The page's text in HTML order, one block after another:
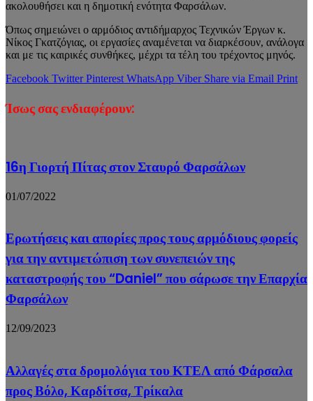
ακολουθήσει και η δημοτική ενότητα Φαρσάλων.
Όπως σημειώνει ο αρμόδιος αντιδήμαρχος Τεχνικών Έργων κ.
Νίκος Γκατζόγιας, οι εργασίες αναμένεται να διαρκέσουν, ανάλογα
και με τις καιρικές συνθήκες, μέχρι τα τέλη του τρέχοντος μηνός.
Facebook Twitter Pinterest WhatsApp Viber Share via Email Print
Ίσως σας ενδιαφέρουν:
16η Γιορτή Πίτας στον Σταυρό Φαρσάλων
01/07/2022
Ερωτήσεις και απορίες προς τους αρμόδιους φορείς
για την αντιμετώπιση των συνεπειών της
καταστροφής του “Daniel” που σάρωσε την Επαρχία
Φαρσάλων
12/09/2023
Αλλαγές στα δρομολόγια του ΚΤΕΛ από Φάρσαλα
προς Βόλο, Καρδίτσα, Τρίκαλα